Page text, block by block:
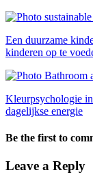
Een duurzame
kinderen op te
Kleurpsychologie
dagelijkse energie
Be the first to
Leave a Reply